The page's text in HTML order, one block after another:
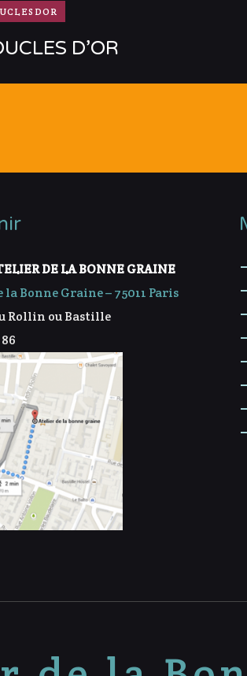
D’OR
DE LA BONNE GRAINE
la Bonne Graine – 75011 Paris
Rollin ou Bastille